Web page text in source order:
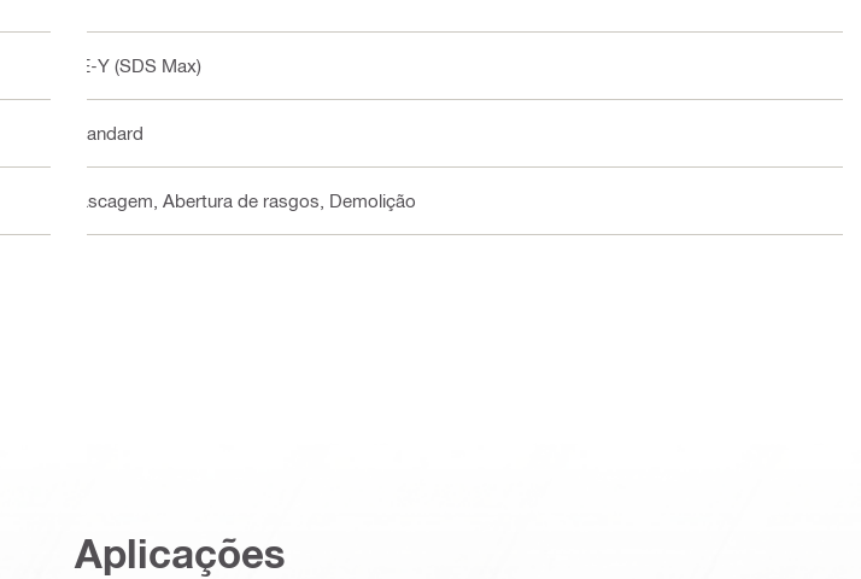
TE-Y (SDS Max)
Standard
Lascagem, Abertura de rasgos, Demolição
Aplicações